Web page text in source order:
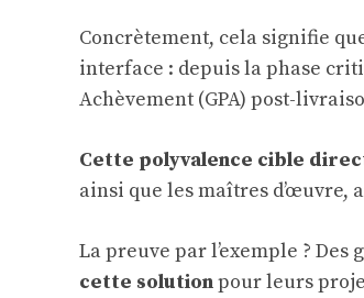
Concrètement, cela signifie
interface : depuis la phase
Achèvement (GPA) post-
Cette polyvalence cible
ainsi que les maîtres d’œuvre,
La preuve par l’exemple ? Des
cette solutionpour leurs